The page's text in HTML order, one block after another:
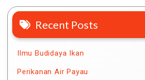
Recent Posts
Ilmu Budidaya Ikan
Perikanan Air Payau